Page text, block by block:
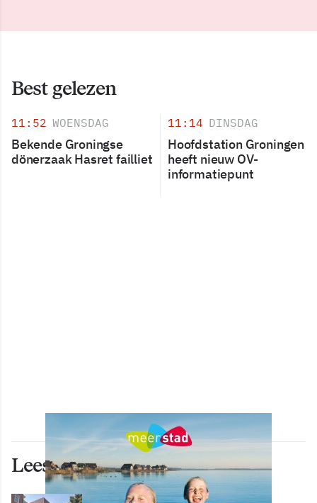
Best gelezen
11:52 WOENSDAG
Bekende Groningse
dönerzaak Hasret failliet
11:14 DINSDAG
Hoofdstation Groningen
heeft nieuw OV-
informatiepunt
Lees ook deze artikelen